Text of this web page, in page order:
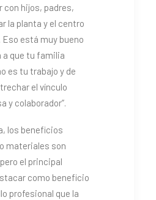
con hijos, padres,
la planta y el centro
Eso está muy bueno
a que tu familia
es tu trabajo y de
el vínculo
y colaborador”.
los beneficios
materiales son
el principal
como beneficio
profesional que la